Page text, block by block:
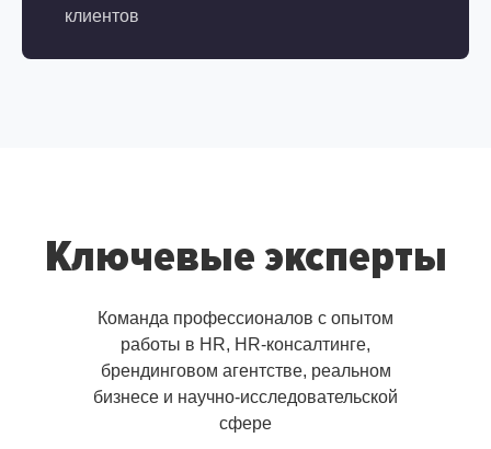
клиентов
Ключевые эксперты
Команда профессионалов с опытом
работы в HR, HR-консалтинге,
брендинговом агентстве, реальном
бизнесе и научно-исследовательской
сфере